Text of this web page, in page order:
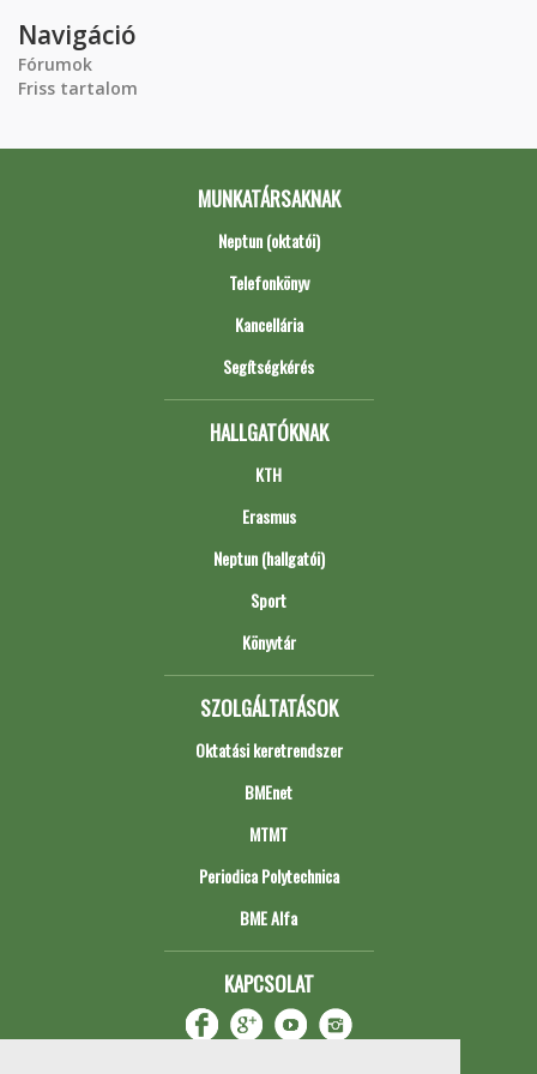
Navigáció
Fórumok
Friss tartalom
MUNKATÁRSAKNAK
Neptun (oktatói)
Telefonkönyv
Kancellária
Segítségkérés
HALLGATÓKNAK
KTH
Erasmus
Neptun (hallgatói)
Sport
Könyvtár
SZOLGÁLTATÁSOK
Oktatási keretrendszer
BMEnet
MTMT
Periodica Polytechnica
BME Alfa
KAPCSOLAT